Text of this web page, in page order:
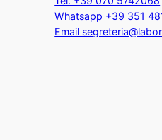
Whatsapp +39 351
Email